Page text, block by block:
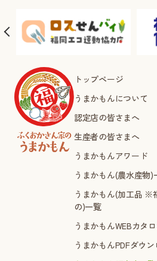
トップページ
うまかもんについて
認定店の皆さまへ
生産者の皆さまへ
うまかもんアワード
うまかもん(農水産物)
うまかもん(加工品 ※
の)一覧
うまかもんWEBカタ
うまかもんPDFダウ